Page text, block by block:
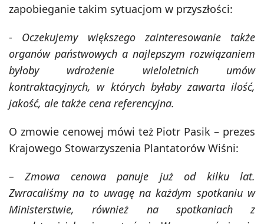
zapobieganie takim sytuacjom w przyszłości:
- Oczekujemy większego zainteresowanie także
organów państwowych a najlepszym rozwiązaniem
byłoby wdrożenie wieloletnich umów
kontraktacyjnych, w których byłaby zawarta ilość,
jakość, ale także cena referencyjna.
O zmowie cenowej mówi też Piotr Pasik – prezes
Krajowego Stowarzyszenia Plantatorów Wiśni:
– Zmowa cenowa panuje już od kilku lat.
Zwracaliśmy na to uwagę na każdym spotkaniu w
Ministerstwie, również na spotkaniach z